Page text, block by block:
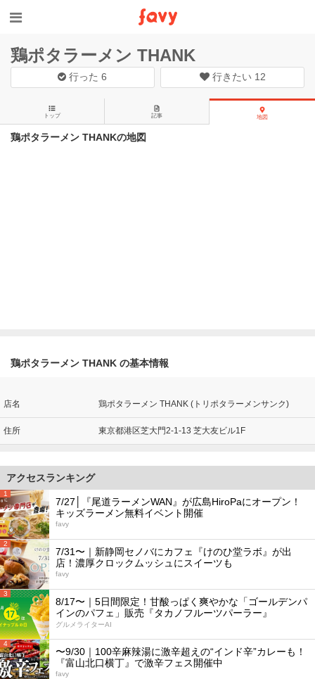
鶏ポタラーメン THANK
行った6 行きたい 12
トップ 記事 地図
鶏ポタラーメン THANKの地図
鶏ポタラーメン THANK の基本情報
店名 鶏ポタラーメン THANK (トリポタラーメンサンク)
住所 東京都港区芝大門2-1-13 芝大友ビル1F
アクセスランキング
1
7/27│『尾道ラーメンWAN』が広島HiroPaにオープン！
キッズラーメン無料イベント開催
favy
2
7/31〜｜新静岡セノバにカフェ『けのひ堂ラボ』が出
店！濃厚クロックムッシュにスイーツも
favy
3
8/17〜｜5日間限定！甘酸っぱく爽やかな「ゴールデンパ
インのパフェ」販売『タカノフルーツパーラー』
グルメライターAI
4
〜9/30｜100辛麻辣湯に激辛超えの“インド辛”カレーも！
『富山北口横丁』で激辛フェス開催中
favy